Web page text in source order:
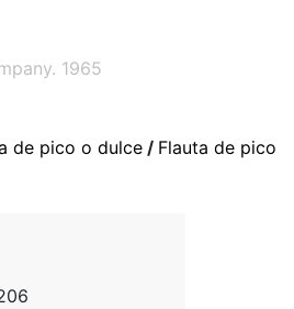
1965
de pico o dulce / Flauta de pico